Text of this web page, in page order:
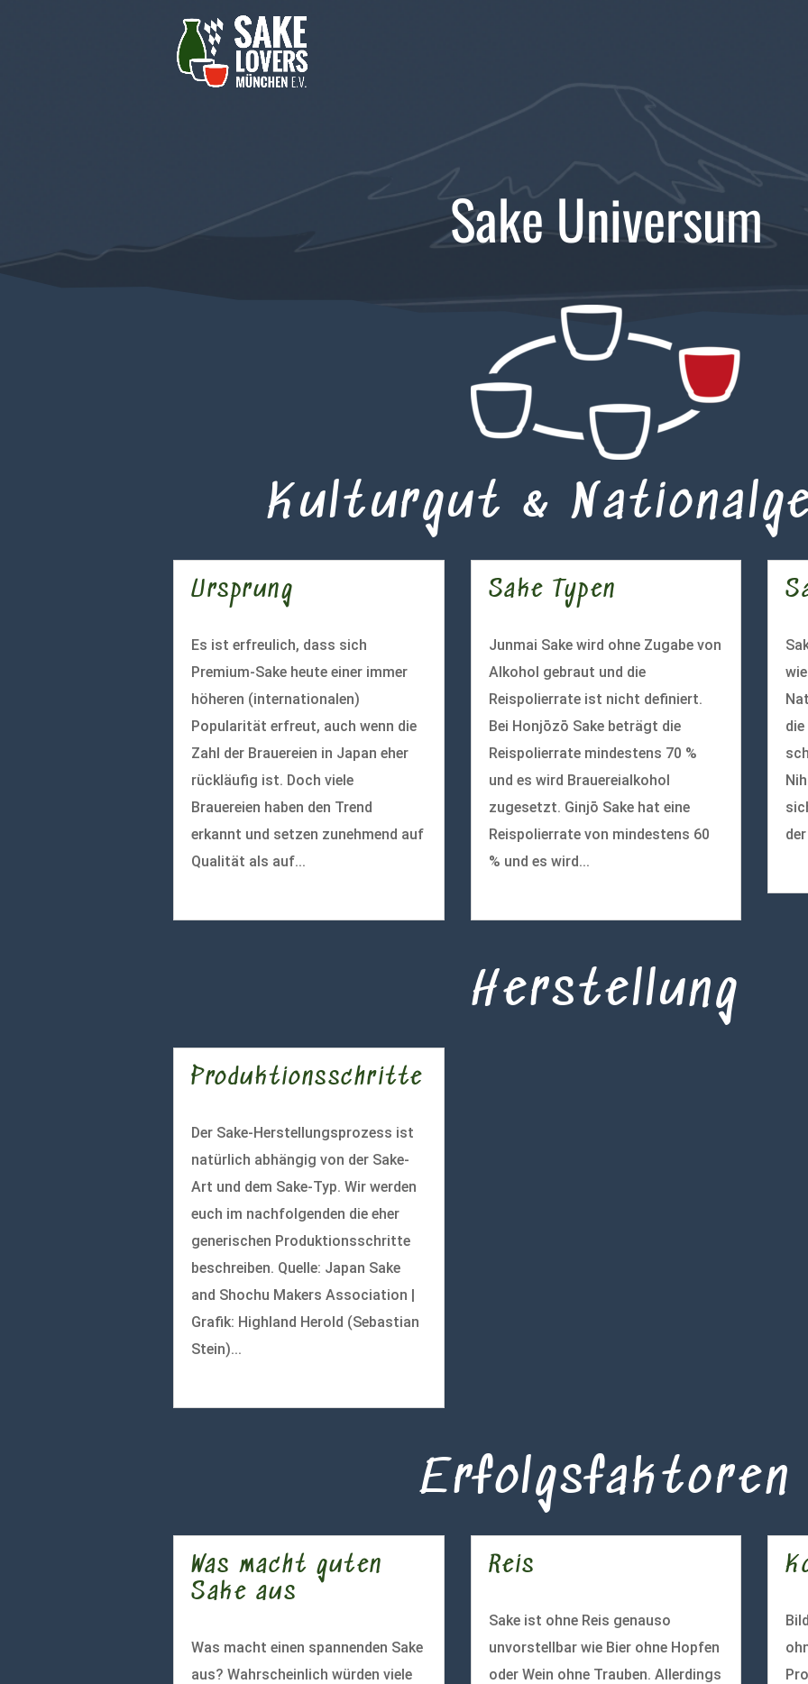
Sake Universum
Kulturgut &
Ursprung
Es ist erfreulich, dass sich
Premium-Sake heute einer immer
höheren (internationalen)
Popularität erfreut, auch wenn die
Zahl der Brauereien in Japan eher
rückläufig ist. Doch viele
Brauereien haben den Trend
erkannt und setzen zunehmend auf
Qualität als auf...
Sake Typen
Junmai Sake wird ohne Zugabe von
Alkohol gebraut und die
Reispolierrate ist nicht definiert.
Bei Honjōzō Sake beträgt die
Reispolierrate mindestens 70 %
und es wird Brauereialkohol
zugesetzt. Ginjō Sake hat eine
Reispolierrate von mindestens 60
% und es wird...
Herstellung
Produktionsschritte
Der Sake-Herstellungsprozess ist
natürlich abhängig von der Sake-
Art und dem Sake-Typ. Wir werden
euch im nachfolgenden die eher
generischen Produktionsschritte
beschreiben. Quelle: Japan Sake
and Shochu Makers Association |
Grafik: Highland Herold (Sebastian
Stein)...
Erfolgsfaktoren
Was macht guten
Sake aus
Was macht einen spannenden Sake
aus? Wahrscheinlich würden viele
Reis
Sake ist ohne Reis genauso
unvorstellbar wie Bier ohne Hopfen
oder Wein ohne Trauben. Allerdings